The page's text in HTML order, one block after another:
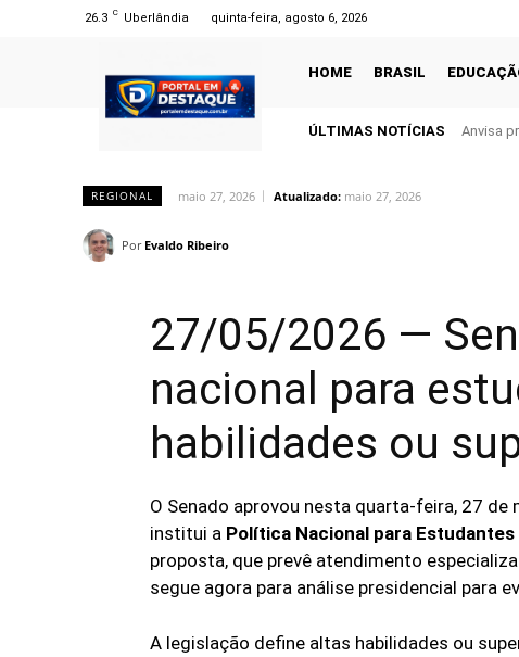
26.3 C Uberlândia quinta-feira, agosto 6, 2026
HOME BRASIL
ÚLTIMAS NOTÍCIAS Anvisa
REGIONAL maio 27, 2026 Atualizado: maio 27, 2026
Por Evaldo Ribeiro
27/05/2026 —
nacional para
habilidades ou
O Senado aprovou nesta quarta-feira, 27
institui a Política Nacional para
proposta, que prevê atendimento
segue agora para análise presidencial para
A legislação define altas habilidades ou